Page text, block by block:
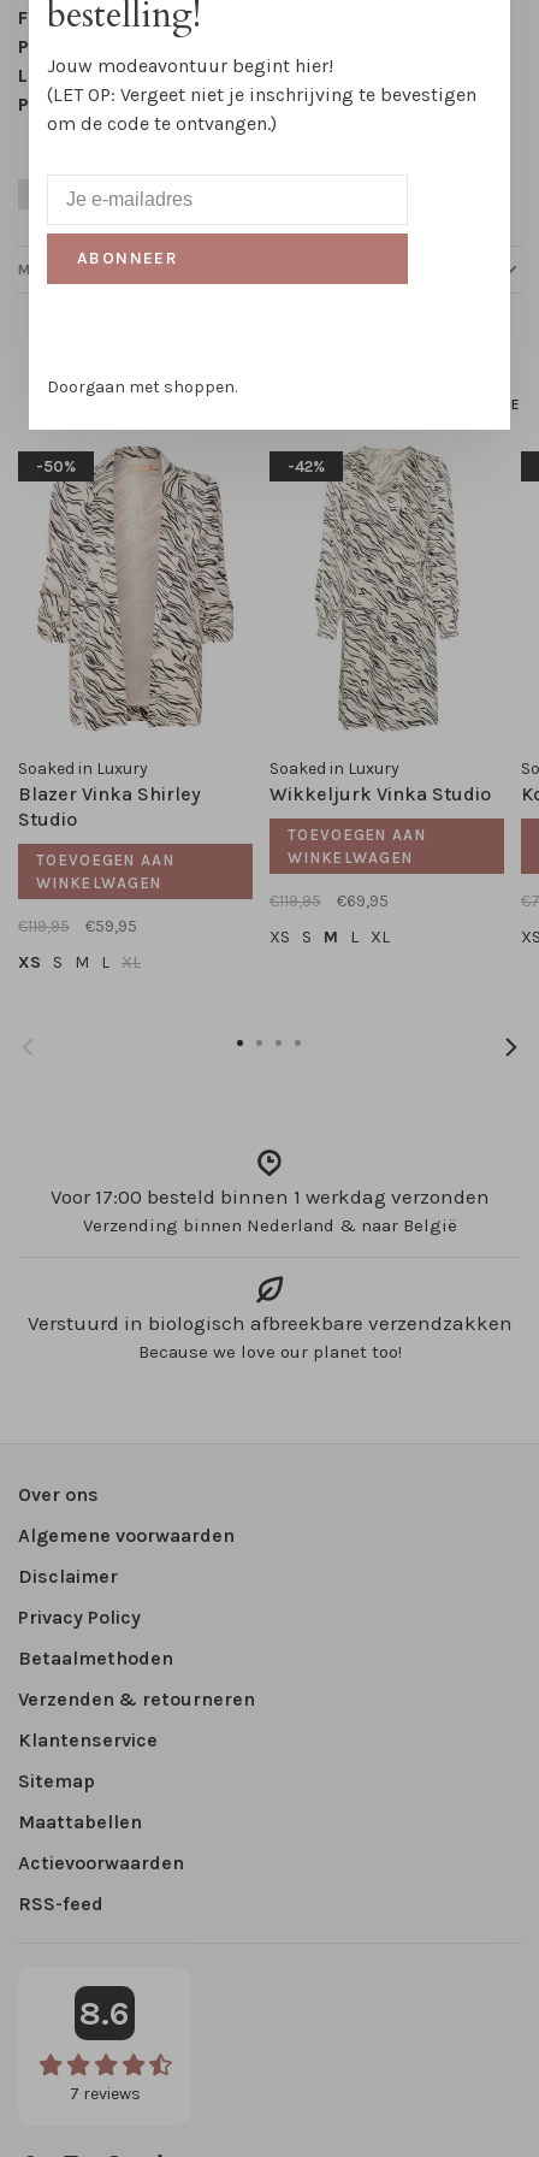
Fit
Pasvorm:
Lengte:Midi-lengte
Patroon:Golf print
Lente Party Season
MAATTABELLEN
HOMEPAGE
-50%
Soaked in Luxury
Blazer Vinka Shirley
Studio
TOEVOEGEN AAN
WINKELWAGEN
€119,95
€59,95
XS
S M L XL
-42%
Soaked in Luxury
Wikkeljurk Vinka Studio
TOEVOEGEN AAN
WINKELWAGEN
€119,95
€69,95
XS
S M L XL
Voor 17:00 besteld binnen 1 werkdag verzonden
Verzending binnen Nederland & naar België
Verstuurd in biologisch afbreekbare verzendzakken
Because we love our planet too!
Over ons
Algemene voorwaarden
Disclaimer
Privacy Policy
Betaalmethoden
Verzenden & retourneren
Klantenservice
Sitemap
Maattabellen
Actievoorwaarden
RSS-feed
8.6
7 reviews
bestelling!
Jouw modeavontuur begint hier!
(LET OP: Vergeet niet je inschrijving te bevestigen
om de code te ontvangen.)
ABONNEER
Doorgaan met shoppen.